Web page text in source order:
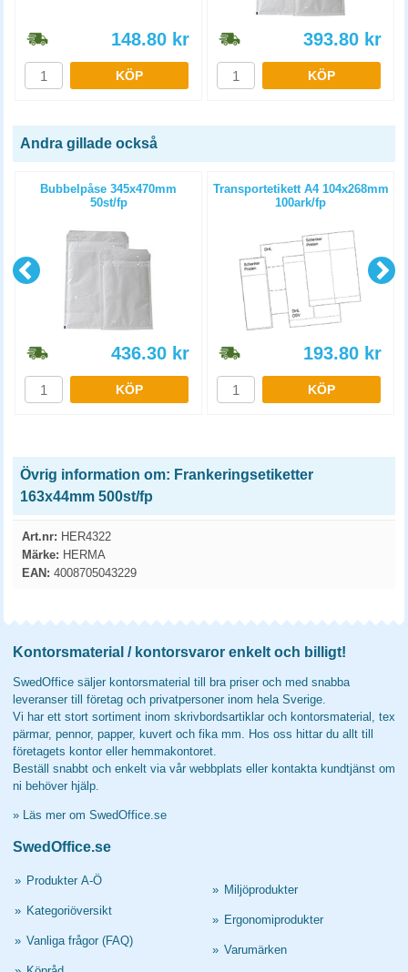
148.80 kr
KÖP
393.80 kr
KÖP
Andra gillade också
Bubbelpåse 345x470mm
50st/fp
436.30 kr
KÖP
Transportetikett A4 104x268mm
100ark/fp
193.80 kr
KÖP
Övrig information om: Frankeringsetiketter
163x44mm 500st/fp
Art.nr: HER4322
Märke: HERMA
EAN: 4008705043229
Kontorsmaterial / kontorsvaror enkelt och billigt!
SwedOffice säljer kontorsmaterial till bra priser och med snabba
leveranser till företag och privatpersoner inom hela Sverige.
Vi har ett stort sortiment inom skrivbordsartiklar och kontorsmaterial, tex
pärmar, pennor, papper, kuvert och fika mm. Hos oss hittar du allt till
företagets kontor eller hemmakontoret.
Beställ snabbt och enkelt via vår webbplats eller kontakta kundtjänst om
ni behöver hjälp.
» Läs mer om SwedOffice.se
SwedOffice.se
» Produkter A-Ö
» Kategoriöversikt
» Vanliga frågor (FAQ)
» Miljöprodukter
» Ergonomiprodukter
» Varumärken